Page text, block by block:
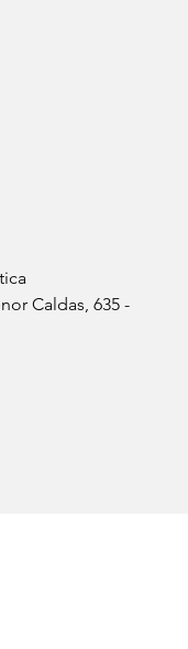
Caldas, 635 -